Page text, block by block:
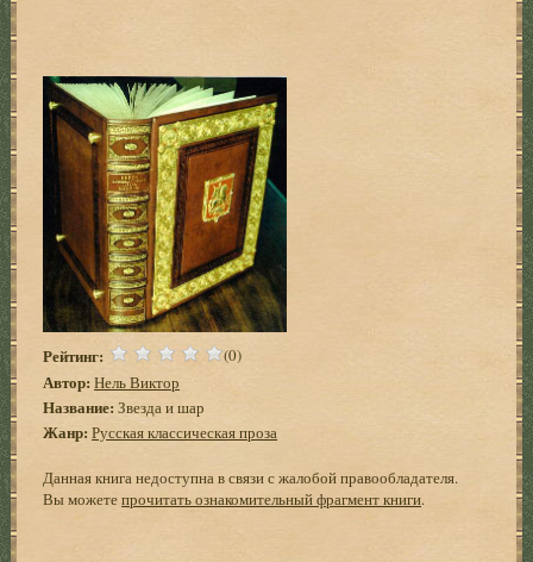
Рейтинг: (0)
Автор: Нель Виктор
Название: Звезда и шар
Жанр: Русская классическая проза
Данная книга недоступна в связи с жалобой правообладателя.
Вы можетепрочитать ознакомительный фрагмент книги.